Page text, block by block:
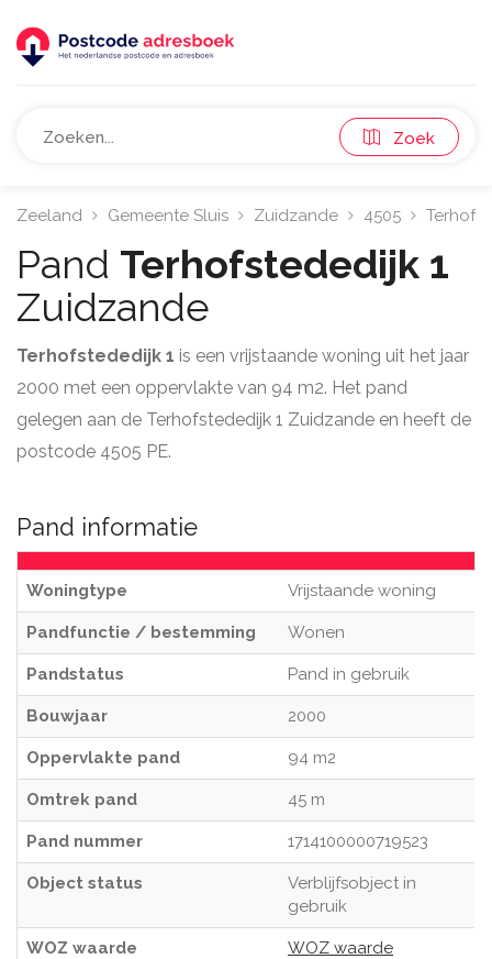
Zoek
Zeeland Gemeente Sluis Zuidzande 4505
Pand Terhofstededijk 1
Zuidzande
Terhofstededijk 1 is een vrijstaande woning uit het jaar
2000 met een oppervlakte van 94 m2. Het pand
gelegen aan de Terhofstededijk 1 Zuidzande en heeft de
postcode 4505 PE.
Pand informatie
Woningtype Vrijstaande woning
Pandfunctie / bestemming Wonen
Pandstatus Pand in gebruik
Bouwjaar 2000
Oppervlakte pand 94 m2
Omtrek pand 45 m
Pand nummer 1714100000719523
Object status
Verblijfsobject in
gebruik
WOZ waarde
WOZ waarde